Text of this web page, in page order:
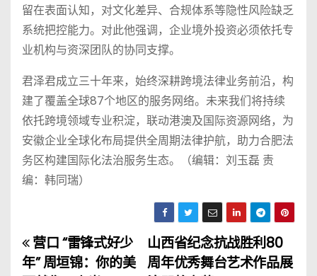
留在表面认知，对文化差异、合规体系等隐性风险缺乏
系统把控能力。对此他强调，企业境外投资必须依托专
业机构与资深团队的协同支撑。
君泽君成立三十年来，始终深耕跨境法律业务前沿，构
建了覆盖全球87个地区的服务网络。未来我们将持续
依托跨境领域专业积淀，联动港澳及国际资源网络，为
安徽企业全球化布局提供全周期法律护航，助力合肥法
务区构建国际化法治服务生态。（编辑：刘玉磊 责
编：韩同瑞）
文
山西省纪念抗战胜利80
周年优秀舞台艺术作品展
营口 “雷锋式好少
年” 周垣锦：你的美